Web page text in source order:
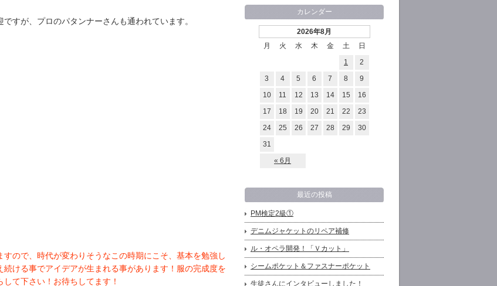
すが、プロのパタンナーさんも通われています。
ので、時代が変わりそうなこの時期にこそ、基本を勉強し
ける事でアイデアが生まれる事があります！服の完成度を
て下さい！お待ちしてます！
カレンダー
2026年8月
月
火 水 木 金 土 日
« 6月
1
2
3
4 5 6 7 8
9
10
11 12 13 14 15
16
17
18 19 20 21 22
23
24
25 26 27 28 29
30
31
最近の投稿
PM検定2級①
デニムジャケットのリペア補修
ル・オペラ開発！「Ｖカット」
シームポケット＆ファスナーポケット
生徒さんにインタビューしました！